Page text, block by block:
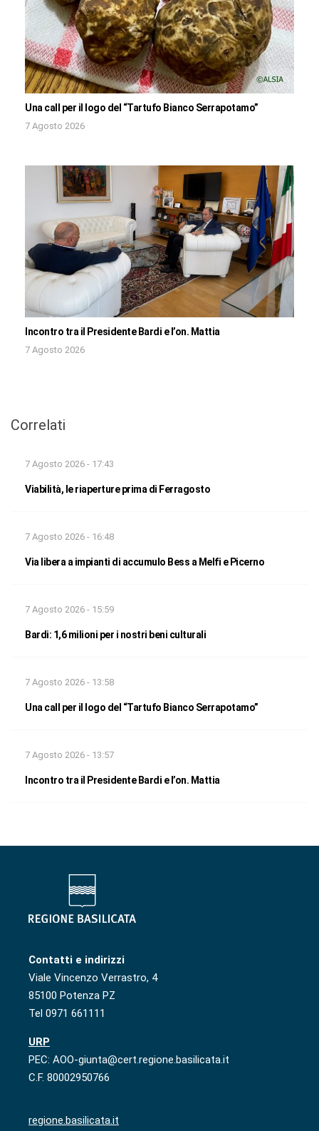
Una call per il logo del “Tartufo Bianco Serrapotamo”
7 Agosto 2026
Incontro tra il Presidente Bardi e l’on. Mattia
7 Agosto 2026
Correlati
7 Agosto 2026 - 17:43
Viabilità, le riaperture prima di Ferragosto
7 Agosto 2026 - 16:48
Via libera a impianti di accumulo Bess a Melfi e Picerno
7 Agosto 2026 - 15:59
Bardi: 1,6 milioni per i nostri beni culturali
7 Agosto 2026 - 13:58
Una call per il logo del “Tartufo Bianco Serrapotamo”
7 Agosto 2026 - 13:57
Incontro tra il Presidente Bardi e l’on. Mattia
Contatti e indirizzi
Viale Vincenzo Verrastro, 4
85100 Potenza PZ
Tel 0971 661111
URP
PEC: AOO-giunta@cert.regione.basilicata.it
C.F. 80002950766
regione.basilicata.it